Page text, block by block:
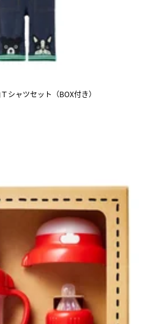
ャツセット（BOX付き）